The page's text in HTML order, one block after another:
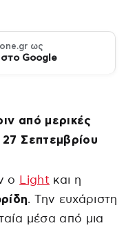
ως
στο Google
από μερικές
27 Σεπτεμβρίου
ο Light και η
. Την ευχάριστη
μέσα από μια